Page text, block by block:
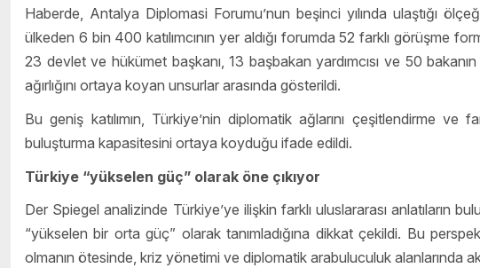
Haberde, Antalya Diplomasi Forumu’nun beşinci yılında ulaştığı
ülkeden 6 bin 400 katılımcının yer aldığı forumda 52 farklı görüşme
23 devlet ve hükümet başkanı, 13 başbakan yardımcısı ve 50
ağırlığını ortaya koyan unsurlar arasında gösterildi.
Bu geniş katılımın, Türkiye’nin diplomatik ağlarını çeşitlendirme ve
buluşturma kapasitesini ortaya koyduğu ifade edildi.
Türkiye “yükselen güç” olarak öne çıkıyor
Der Spiegel analizinde Türkiye’ye ilişkin farklı uluslararası anlatıların
“yükselen bir orta güç” olarak tanımladığına dikkat çekildi. Bu
olmanın ötesinde, kriz yönetimi ve diplomatik arabuluculuk alanlarında